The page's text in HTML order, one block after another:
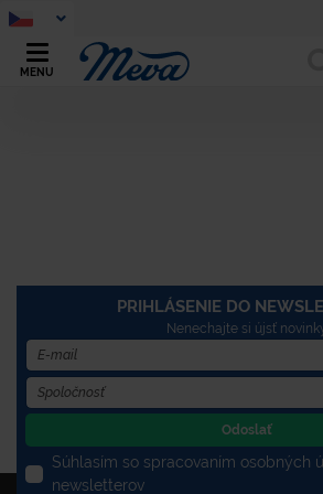
MENU
PRIHLÁSENIE DO
Nenechajte si újsť
Odoslať
Súhlasím so spracovaním osobných
newsletterov